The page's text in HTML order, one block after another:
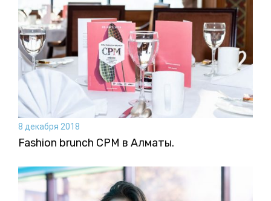
8 декабря 2018
Fashion brunch CPM в Алматы.